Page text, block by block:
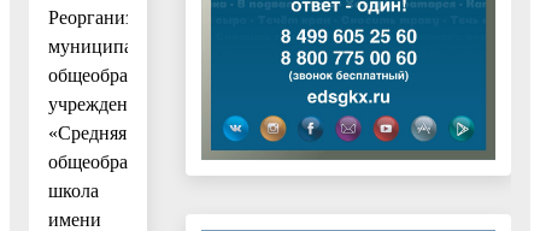
Реорганизовать
муниципальное
общеобразовательное
учреждение
«Средняя
общеобразовательная
школа
имени